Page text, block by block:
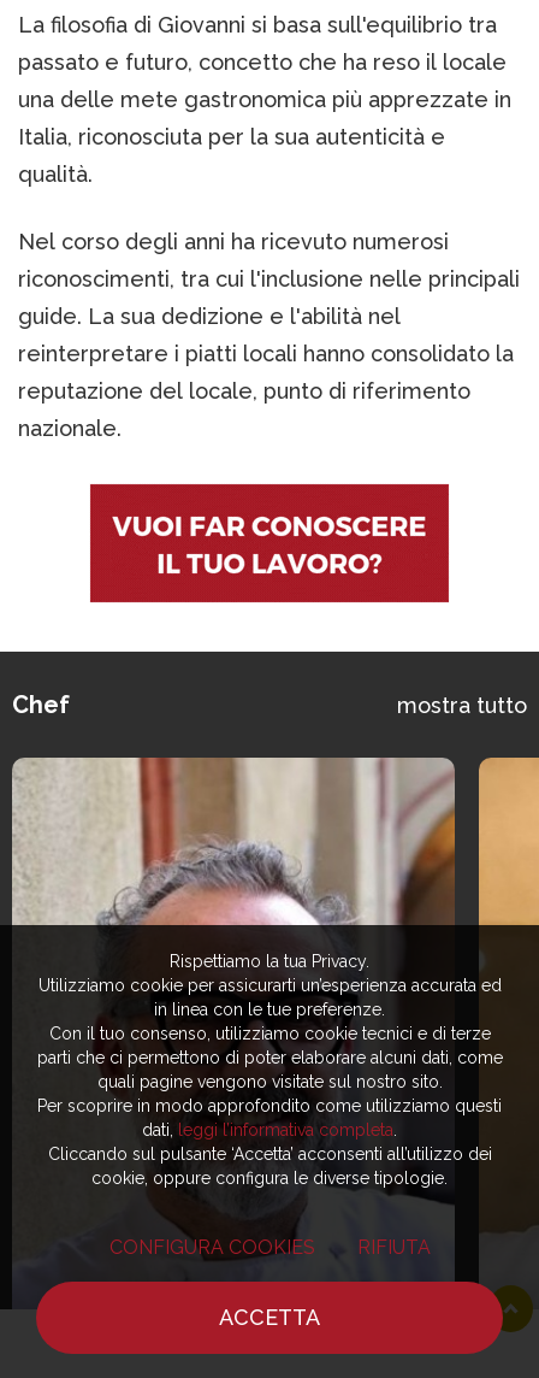
La filosofia di Giovanni si basa sull'equilibrio tra
passato e futuro, concetto che ha reso il locale
una delle mete gastronomica più apprezzate in
Italia, riconosciuta per la sua autenticità e
qualità.
Nel corso degli anni ha ricevuto numerosi
riconoscimenti, tra cui l'inclusione nelle principali
guide. La sua dedizione e l'abilità nel
reinterpretare i piatti locali hanno consolidato la
reputazione del locale, punto di riferimento
nazionale.
Chef mostra tutto
Rispettiamo la tua Privacy.
Utilizziamo cookie per assicurarti un’esperienza accurata ed
in linea con le tue preferenze.
Con il tuo consenso, utilizziamo cookie tecnici e di terze
parti che ci permettono di poter elaborare alcuni dati, come
quali pagine vengono visitate sul nostro sito.
Per scoprire in modo approfondito come utilizziamo questi
dati,
leggi l’informativa completa
Cliccando sul pulsante ‘Accetta’ acconsenti all’utilizzo dei
cookie, oppure configura le diverse tipologie.
CONFIGURA COOKIES RIFIUTA
ACCETTA